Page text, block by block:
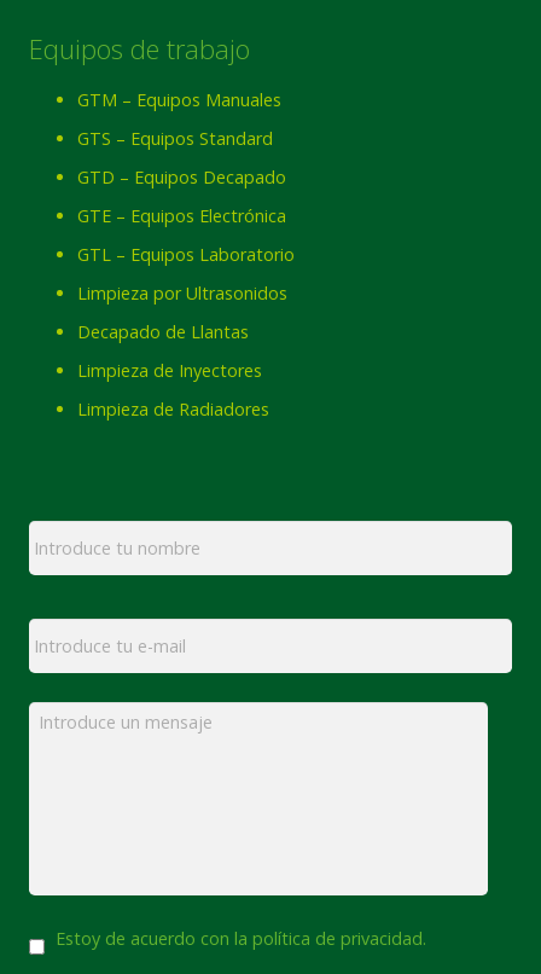
Equipos de trabajo
GTM – Equipos Manuales
GTS – Equipos Standard
GTD – Equipos Decapado
GTE – Equipos Electrónica
GTL – Equipos Laboratorio
Limpieza por Ultrasonidos
Decapado de Llantas
Limpieza de Inyectores
Limpieza de Radiadores
Nombre *
Email *
Mensaje
Consentimiento
Estoy de acuerdo con la política de privacidad.